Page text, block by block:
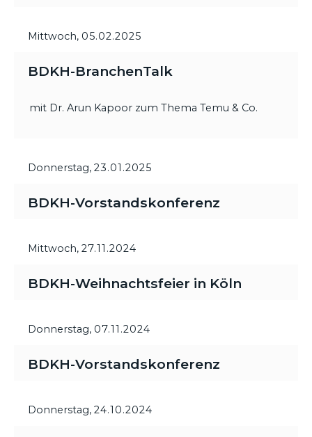
Mittwoch, 05.02.2025
BDKH-BranchenTalk
mit Dr. Arun Kapoor zum Thema Temu & Co.
Donnerstag, 23.01.2025
BDKH-Vorstandskonferenz
Mittwoch, 27.11.2024
BDKH-Weihnachtsfeier in Köln
Donnerstag, 07.11.2024
BDKH-Vorstandskonferenz
Donnerstag, 24.10.2024